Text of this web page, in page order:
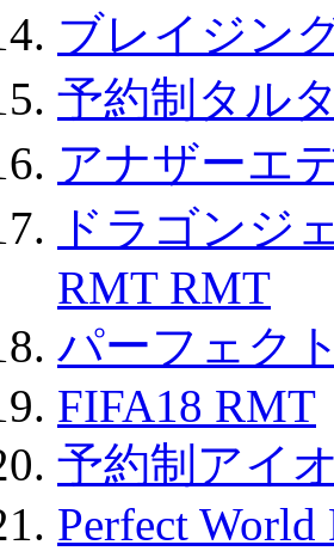
ブレイジン
予約制タル
アナザーエ
ドラゴンジ
RMT RMT
パーフェク
FIFA18 RMT
予約制アイ
Perfect